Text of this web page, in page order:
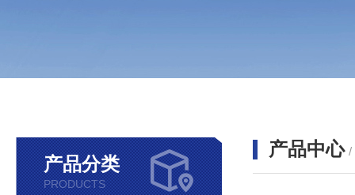
产品分类
PRODUCTS
产品中心 /